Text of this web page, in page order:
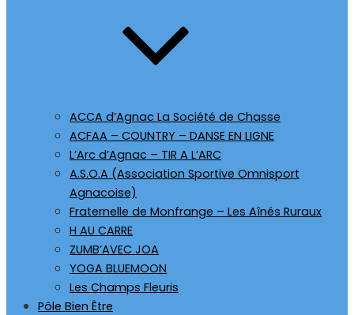
ACCA d’Agnac La Société de Chasse
ACFAA – COUNTRY – DANSE EN LIGNE
L’Arc d’Agnac – TIR A L’ARC
A.S.O.A (Association Sportive Omnisport
Agnacoise)
Fraternelle de Monfrange – Les Aînés Ruraux
H AU CARRE
ZUMB’AVEC JOA
YOGA BLUEMOON
Les Champs Fleuris
Pôle Bien Être